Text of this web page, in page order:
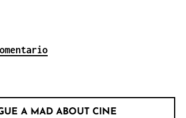
A MAD ABOUT CINE